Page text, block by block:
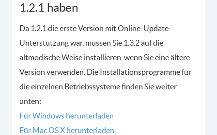
1.2.1 haben
Da 1.2.1 die erste Version mit Online-Update-
Unterstützung war, müssen Sie 1.3.2 auf die
altmodische Weise installieren, wenn Sie eine ältere
Version verwenden. Die Installationsprogramme für
die einzelnen Betriebssysteme finden Sie weiter
unten:
Für Windows herunterladen
Für Mac OS X herunterladen